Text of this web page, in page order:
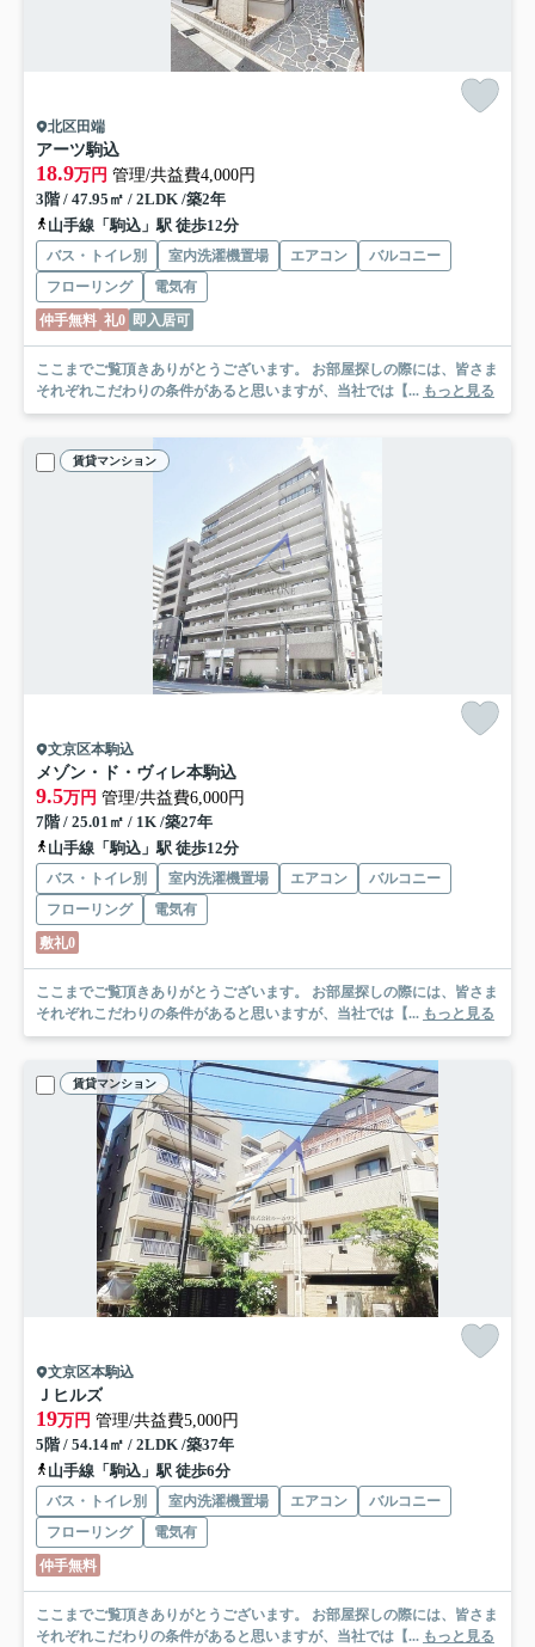
北区田端
アーツ駒込
18.9万円 管理/共益費4,000円
3階 / 47.95㎡ / 2LDK /築2年
山手線「駒込」駅 徒歩12分
バス・トイレ別 室内洗濯機置場 エアコン
バルコニー
フローリング
電気有
仲手無料 礼0 即入居可
ここまでご覧頂きありがとうございます。 お部屋探しの際には、皆さま
それぞれこだわりの条件があると思いますが、当社では【... もっと見る
賃貸マンション
文京区本駒込
メゾン・ド・ヴィレ本駒込
9.5万円 管理/共益費6,000円
7階 / 25.01㎡ / 1K /築27年
山手線「駒込」駅 徒歩12分
バス・トイレ別 室内洗濯機置場 エアコン
バルコニー
フローリング
電気有
敷礼0
ここまでご覧頂きありがとうございます。 お部屋探しの際には、皆さま
それぞれこだわりの条件があると思いますが、当社では【... もっと見る
賃貸マンション
文京区本駒込
Ｊヒルズ
19万円 管理/共益費5,000円
5階 / 54.14㎡ / 2LDK /築37年
山手線「駒込」駅 徒歩6分
バス・トイレ別 室内洗濯機置場 エアコン
バルコニー
フローリング
電気有
仲手無料
ここまでご覧頂きありがとうございます。 お部屋探しの際には、皆さま
それぞれこだわりの条件があると思いますが、当社では【... もっと見る